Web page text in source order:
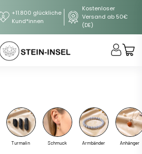
+11.800 glückliche
Kund*innen
Kostenloser
Versand ab 50€
(DE)
Turmalin Schmuck Armbänder Anhänger